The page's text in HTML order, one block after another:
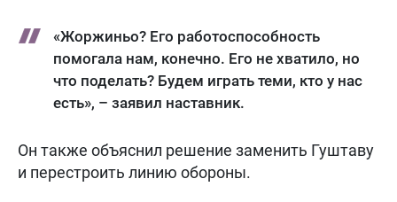
«Жоржиньо? Его работоспособность
помогала нам, конечно. Его не хватило, но
что поделать? Будем играть теми, кто у нас
есть», – заявил наставник.
Он также объяснил решение заменить Гуштаву
и перестроить линию обороны.